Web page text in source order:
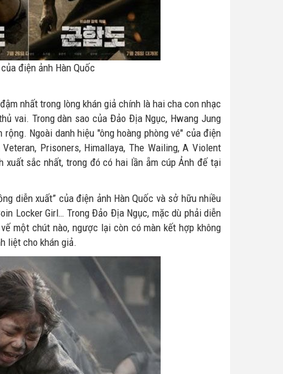
điện ảnh Hàn Quốc
nhất trong lòng khán giả chính là hai cha con nhạc
vai. Trong dàn sao của Đảo Địa Ngục, Hwang Jung
Ngoài danh hiệu "ông hoàng phòng vé" của điện
Prisoners, Himallaya, The Wailing, A Violent
sắc nhất, trong đó có hai lần ẵm cúp Ảnh đế tại
diễn xuất” của điện ảnh Hàn Quốc và sở hữu nhiều
Locker Girl… Trong Đảo Địa Ngục, mặc dù phải diễn
một chút nào, ngược lại còn có màn kết hợp không
liệt cho khán giả.